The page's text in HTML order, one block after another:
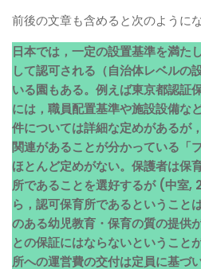
前後の文章も含めると次のようにな
日本では，一定の設置基準を満た
して認可される（自治体レベルの
いる園もある。例えば東京都認証
には，職員配置基準や施設設備な
件については詳細な定めがあるが
関連があることが分かっている「
ほとんど定めがない。保護者は保
所であることを選好するが (中室,
ら，認可保育所であるということ
のある幼児教育・保育の質の提供
との保証にはならないということ
所への運営費の交付は定員に基づ